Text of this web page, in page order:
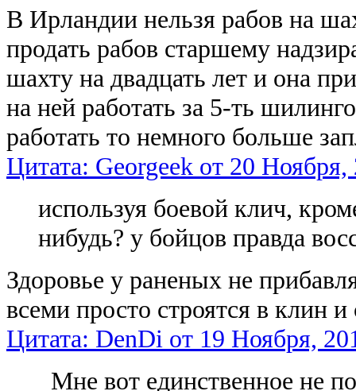
В Ирландии нельзя рабов на
продать рабов старшему
шахту на двадцать лет и она
на ней работать за 5-ть
работать то немного больше
Цитата: Georgeek от 20
используя боевой клич,
нибудь? у бойцов правда
Здоровье у раненых не
всеми просто строятся в клин и
Цитата: DenDi от 19 Ноября,
Мне вот единственное не